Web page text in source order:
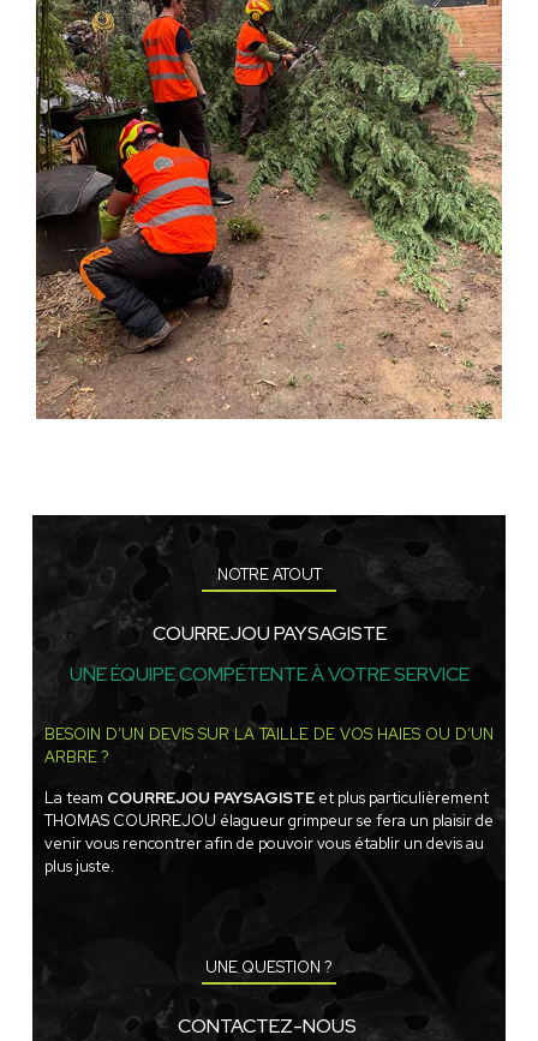
NOTRE ATOUT
COURREJOU PAYSAGISTE
UNE ÉQUIPE COMPÉTENTE À VOTRE SERVICE
BESOIN D’UN DEVIS SUR LA TAILLE DE VOS HAIES OU D’UN
ARBRE ?
La team COURREJOU PAYSAGISTEet plus particulièrement
THOMAS COURREJOU élagueur grimpeur se fera un plaisir de
venir vous rencontrer afin de pouvoir vous établir un devis au
plus juste.
UNE QUESTION ?
CONTACTEZ-NOUS